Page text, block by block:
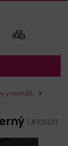
v metráži
(#106131)